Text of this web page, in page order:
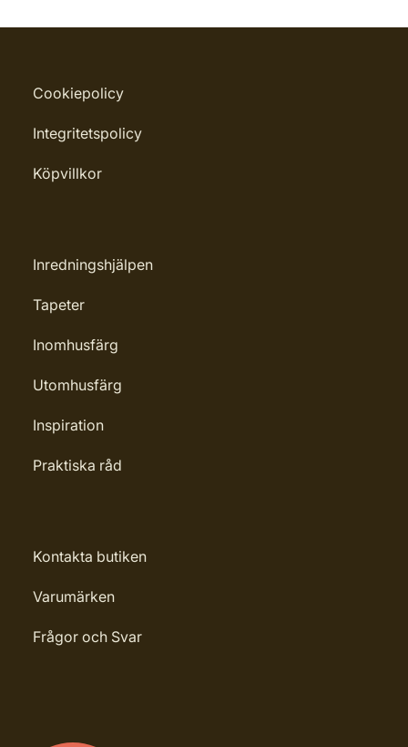
Cookiepolicy
Integritetspolicy
Köpvillkor
Inredningshjälpen
Tapeter
Inomhusfärg
Utomhusfärg
Inspiration
Praktiska råd
Kontakta butiken
Varumärken
Frågor och Svar